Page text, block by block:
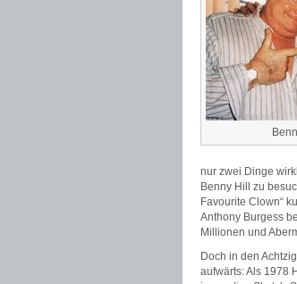
nur zwei Dinge
Benny Hill zu
Favourite Clown“
Anthony Burgess
Millionen und
Doch in den
aufwärts: Als 1978